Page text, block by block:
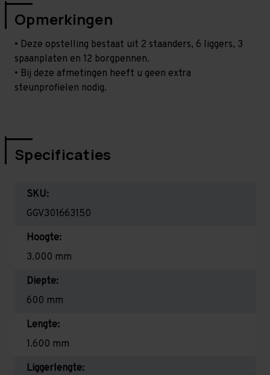
Opmerkingen
• Deze opstelling bestaat uit 2 staanders, 6 liggers, 3
spaanplaten en 12 borgpennen.
• Bij deze afmetingen heeft u geen extra
steunprofielen nodig.
Specificaties
SKU:
GGV301663150
Hoogte:
3.000 mm
Diepte:
600 mm
Lengte:
1.600 mm
Liggerlengte: